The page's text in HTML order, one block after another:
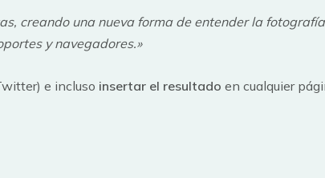
creando una nueva forma de entender la
y navegadores.»
e incluso insertar el resultado en cualquier